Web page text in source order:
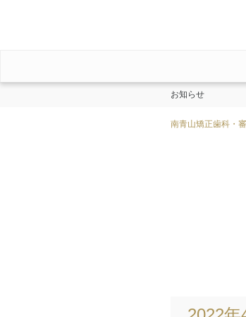
お知らせ
南青山矯正歯科・